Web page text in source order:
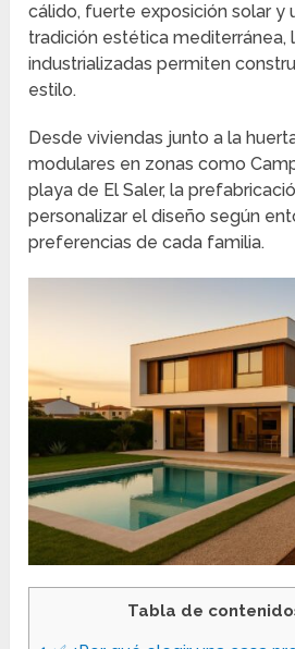
cálido, fuerte exposición solar y
tradición estética mediterránea,
industrializadas permiten
estilo.
Desde viviendas junto a la
modulares en zonas como
playa de El Saler, la
personalizar el diseño según
preferencias de cada familia.
Tabla de